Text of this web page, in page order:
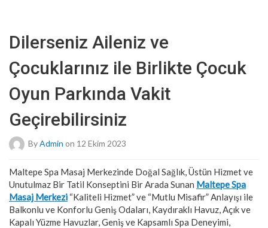
Dilerseniz Aileniz ve
Çocuklarınız ile Birlikte Çocuk
Oyun Parkında Vakit
Geçirebilirsiniz
ByAdmin on 12 Ekim 2023
Maltepe Spa Masaj Merkezinde Doğal Sağlık, Üstün Hizmet ve
Unutulmaz Bir Tatil Konseptini Bir Arada Sunan Maltepe Spa
Masaj Merkezi “Kaliteli Hizmet” ve “Mutlu Misafir” Anlayışı ile
Balkonlu ve Konforlu Geniş Odaları, Kaydıraklı Havuz, Açık ve
Kapalı Yüzme Havuzlar, Geniş ve Kapsamlı Spa Deneyimi,